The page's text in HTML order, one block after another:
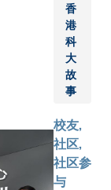
systems
rapidly
forward
industry,
and next-
香
港
科
大
故
事
校友,
社区,
社区参
与